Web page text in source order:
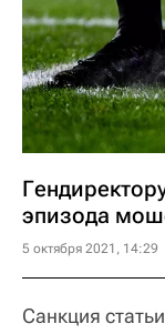
эпизода
5 октября 2021, 14:29
Санкция